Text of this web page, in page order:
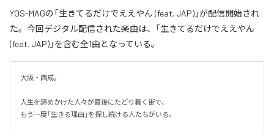
YOS-MAGの「生きてるだけでええやん (feat. JAP)」が配信開始され
た。今回デジタル配信された楽曲は、「生きてるだけでええやん
(feat. JAP)」を含む全1曲となっている。
大阪・西成。
人生を諦めかけた人々が最後にたどり着く街で、
もう一度「生きる理由」を探し続ける人たちがいる。